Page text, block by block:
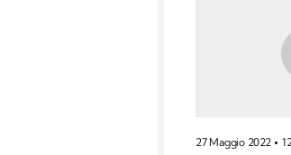
27 Maggio 2022